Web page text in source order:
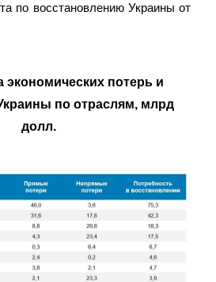
по восстановлению Украины от
экономических потерь и
по отраслям, млрд
долл.